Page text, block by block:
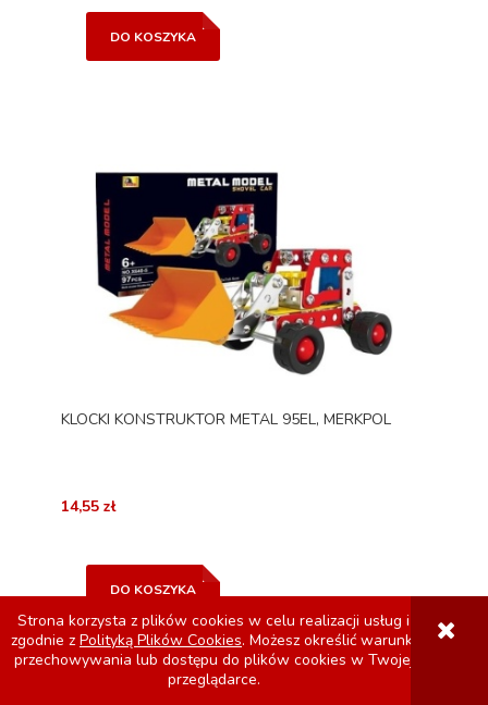
Strona korzysta z plików cookies w celu realizacji usług i
zgodnie z Polityką Plików Cookies. Możesz określić warunki
przechowywania lub dostępu do plików cookies w Twojej
przeglądarce.
DO KOSZYKA
KLOCKI KONSTRUKTOR METAL 95EL, MERKPOL
14,55 zł
DO KOSZYKA